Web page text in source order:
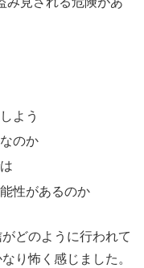
よう
のか
性があるのか
どのように行われて
り怖く感じました。